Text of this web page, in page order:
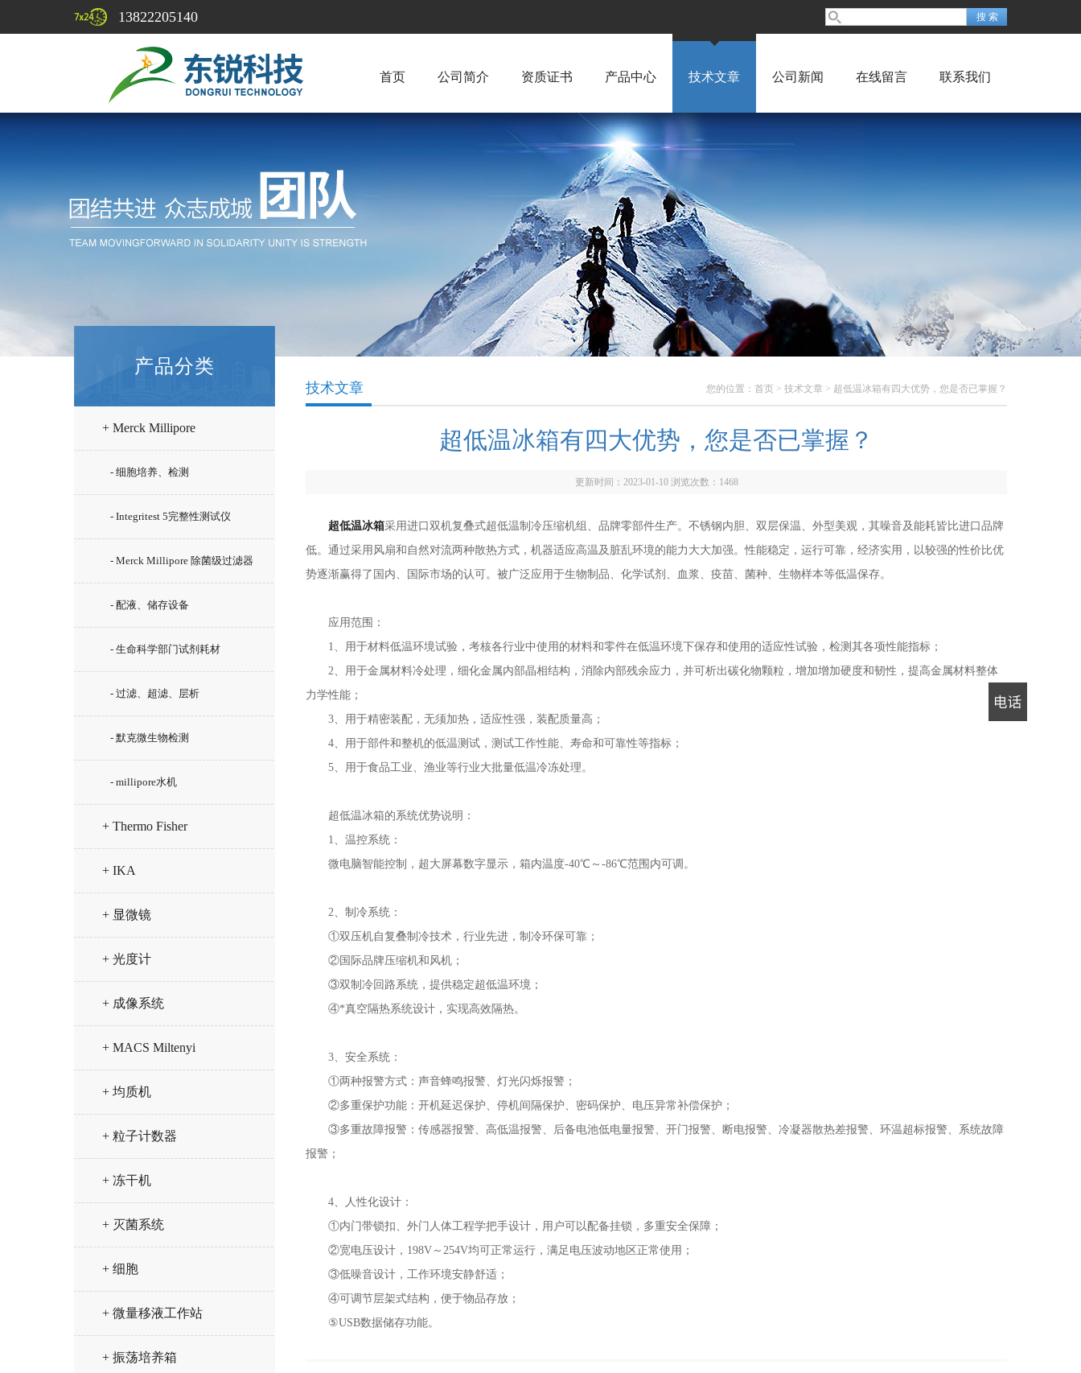
13822205140
首页 公司简介 资质证书 产品中心 技术文章 公司新闻 在线留言 联系我们
产品分类
+ Merck Millipore
- 细胞培养、检测
- Integritest 5完整性测试仪
- Merck Millipore 除菌级过滤器
- 配液、储存设备
- 生命科学部门试剂耗材
- 过滤、超滤、层析
- 默克微生物检测
- millipore水机
+ Thermo Fisher
+ IKA
+ 显微镜
+ 光度计
+ 成像系统
+ MACS Miltenyi
+ 均质机
+ 粒子计数器
+ 冻干机
+ 灭菌系统
+ 细胞
+ 微量移液工作站
+ 振荡培养箱
您的位置： 首页 > 技术文章 > 超低温冰箱有四大优势，您是否已掌握？
技术文章
超低温冰箱有四大优势，您是否已掌握？
更新时间：2023-01-10 浏览次数： 1468
超低温冰箱采用进口双机复叠式超低温制冷压缩机组、品牌零部件生产。不锈钢内胆、双层保温、外型美观，其噪音及能耗皆比进口品牌
低。通过采用风扇和自然对流两种散热方式，机器适应高温及脏乱环境的能力大大加强。性能稳定，运行可靠，经济实用，以较强的性价比优
势逐渐赢得了国内、国际市场的认可。被广泛应用于生物制品、化学试剂、血浆、疫苗、菌种、生物样本等低温保存。
应用范围：
1、用于材料低温环境试验，考核各行业中使用的材料和零件在低温环境下保存和使用的适应性试验，检测其各项性能指标；
2、用于金属材料冷处理，细化金属内部晶相结构，消除内部残余应力，并可析出碳化物颗粒，增加增加硬度和韧性，提高金属材料整体
力学性能；
3、用于精密装配，无须加热，适应性强，装配质量高；
4、用于部件和整机的低温测试，测试工作性能、寿命和可靠性等指标；
5、用于食品工业、渔业等行业大批量低温冷冻处理。
超低温冰箱的系统优势说明：
1、温控系统：
微电脑智能控制，超大屏幕数字显示，箱内温度-40℃～-86℃范围内可调。
2、制冷系统：
①双压机自复叠制冷技术，行业先进，制冷环保可靠；
②国际品牌压缩机和风机；
③双制冷回路系统，提供稳定超低温环境；
④*真空隔热系统设计，实现高效隔热。
3、安全系统：
①两种报警方式：声音蜂鸣报警、灯光闪烁报警；
②多重保护功能：开机延迟保护、停机间隔保护、密码保护、电压异常补偿保护；
③多重故障报警：传感器报警、高低温报警、后备电池低电量报警、开门报警、断电报警、冷凝器散热差报警、环温超标报警、系统故障
报警；
4、人性化设计：
①内门带锁扣、外门人体工程学把手设计，用户可以配备挂锁，多重安全保障；
②宽电压设计，198V～254V均可正常运行，满足电压波动地区正常使用；
③低噪音设计，工作环境安静舒适；
④可调节层架式结构，便于物品存放；
⑤USB数据储存功能。